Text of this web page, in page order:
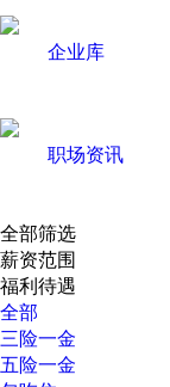
企业库
职场资讯
全部筛选
薪资范围
福利待遇
全部
三险一金
五险一金